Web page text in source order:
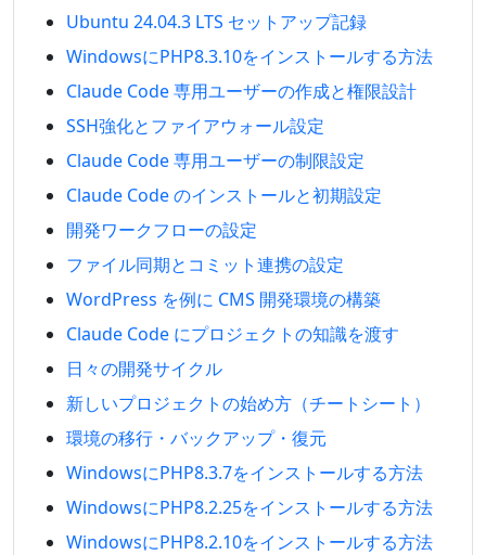
Ubuntu 24.04.3 LTS セットアップ記録
WindowsにPHP8.3.10をインストールする方法
Claude Code 専用ユーザーの作成と権限設計
SSH強化とファイアウォール設定
Claude Code 専用ユーザーの制限設定
Claude Code のインストールと初期設定
開発ワークフローの設定
ファイル同期とコミット連携の設定
WordPress を例に CMS 開発環境の構築
Claude Code にプロジェクトの知識を渡す
日々の開発サイクル
新しいプロジェクトの始め方（チートシート）
環境の移行・バックアップ・復元
WindowsにPHP8.3.7をインストールする方法
WindowsにPHP8.2.25をインストールする方法
WindowsにPHP8.2.10をインストールする方法